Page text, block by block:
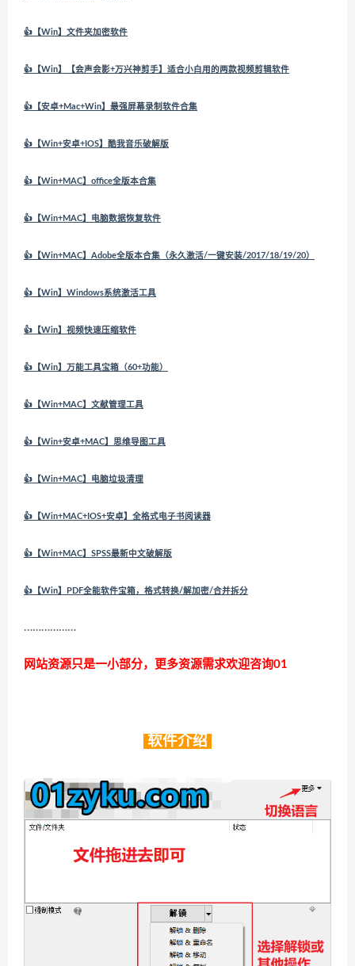
👍【Win】文件夹加密软件
👍【Win】【会声会影+万兴神剪手】适合小白用的两款视频剪辑软件
👍【安卓+Mac+Win】最强屏幕录制软件合集
👍【Win+安卓+IOS】酷我音乐破解版
👍【Win+MAC】office全版本合集
👍【Win+MAC】电脑数据恢复软件
👍【Win+MAC】Adobe全版本合集（永久激活/一键安装/2017/18/19/20）
👍【Win】Windows系统激活工具
👍【Win】视频快速压缩软件
👍【Win】万能工具宝箱（60+功能）
👍【Win+MAC】文献管理工具
👍【Win+安卓+MAC】思维导图工具
👍【Win+MAC】电脑垃圾清理
👍【Win+MAC+IOS+安卓】全格式电子书阅读器
👍【Win+MAC】SPSS最新中文破解版
👍【Win】PDF全能软件宝箱，格式转换/解加密/合并拆分
………………
网站资源只是一小部分，更多资源需求欢迎咨询01
软件介绍